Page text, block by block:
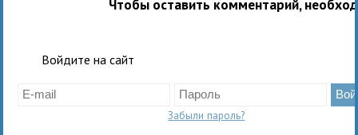
Чтобы оставить комментарий,
Войдите на сайт
Забыли пароль?